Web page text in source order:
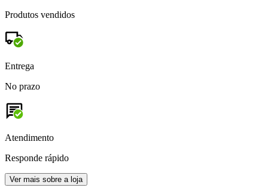
Produtos vendidos
Entrega
No prazo
Atendimento
Responde rápido
Ver mais sobre a loja